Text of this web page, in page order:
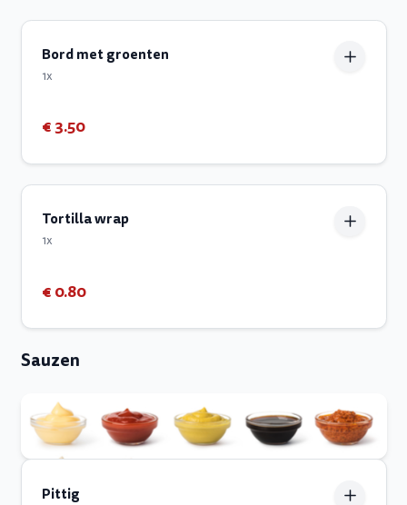
Bord met groenten
1x
€ 3.50
Tortilla wrap
1x
€ 0.80
Sauzen
Pittig